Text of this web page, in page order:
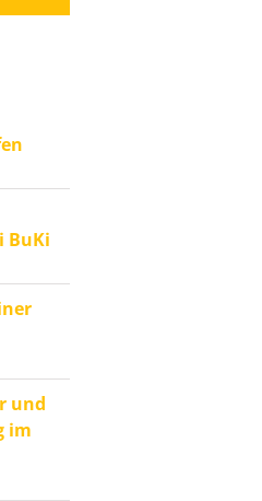
BuKi
und
im